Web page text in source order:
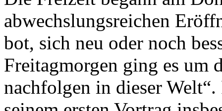
abwechslungsreichen
bot, sich neu oder noch
Freitagmorgen ging es um
nachfolgen in dieser